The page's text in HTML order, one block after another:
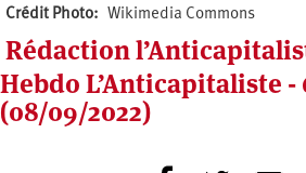
Crédit Photo Wikimedia Commons
Rédaction
Hebdo L’Anticapitaliste -
(08/09/2022)